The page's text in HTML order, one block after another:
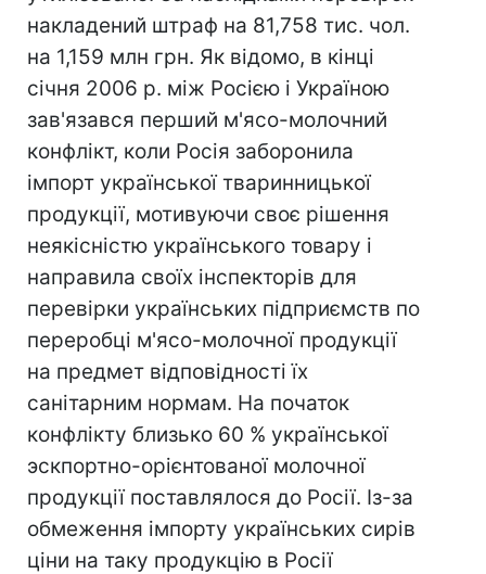
накладений штраф на 81,758 тис. чол.
на 1,159 млн грн. Як відомо, в кінці
січня 2006 р. між Росією і Україною
зав'язався перший м'ясо-молочний
конфлікт, коли Росія заборонила
імпорт української тваринницької
продукції, мотивуючи своє рішення
неякісністю українського товару і
направила своїх інспекторів для
перевірки українських підприємств по
переробці м'ясо-молочної продукції
на предмет відповідності їх
санітарним нормам. На початок
конфлікту близько 60 % української
эскпортно-орієнтованої молочної
продукції поставлялося до Росії. Із-за
обмеження імпорту українських сирів
ціни на таку продукцію в Росії